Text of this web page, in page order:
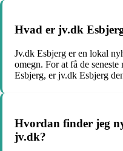
Hvad er jv.dk
Jv.dk Esbjerg er en lokal
omegn. For at få de
Esbjerg, er jv.dk Esbjerg
Hvordan finder jeg
jv.dk?